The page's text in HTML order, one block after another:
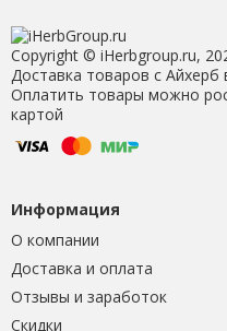
Copyright © iHerbgroup.ru,
Доставка товаров с Айхерб
Оплатить товары можно
картой
Информация
О компании
Доставка и оплата
Отзывы и заработок
Скидки